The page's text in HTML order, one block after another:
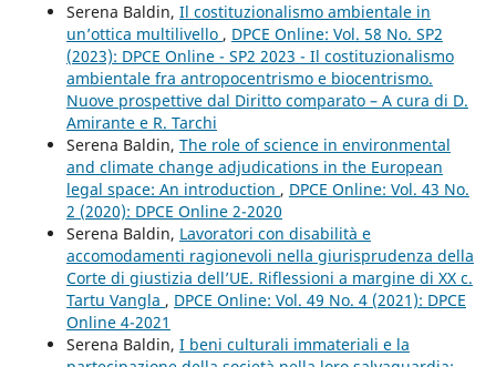
Serena Baldin, Il costituzionalismo ambientale in
un’ottica multilivello , DPCE Online: Vol. 58 No. SP2
(2023): DPCE Online - SP2 2023 - Il costituzionalismo
ambientale fra antropocentrismo e biocentrismo.
Nuove prospettive dal Diritto comparato – A cura di D.
Amirante e R. Tarchi
Serena Baldin, The role of science in environmental
and climate change adjudications in the European
legal space: An introduction , DPCE Online: Vol. 43 No.
2 (2020): DPCE Online 2-2020
Serena Baldin, Lavoratori con disabilità e
accomodamenti ragionevoli nella giurisprudenza della
Corte di giustizia dell’UE. Riflessioni a margine di XX c.
Tartu Vangla , DPCE Online: Vol. 49 No. 4 (2021): DPCE
Online 4-2021
Serena Baldin, I beni culturali immateriali e la